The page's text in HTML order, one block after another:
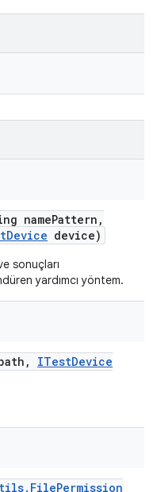
namePattern ,
Device device)
sonuçları
yardımcı yöntem.
, ITestDevice
. FilePermission